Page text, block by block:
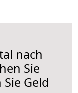
nach
Sie
Geld